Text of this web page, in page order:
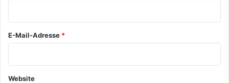
*
E-Mail-Adresse *
Website